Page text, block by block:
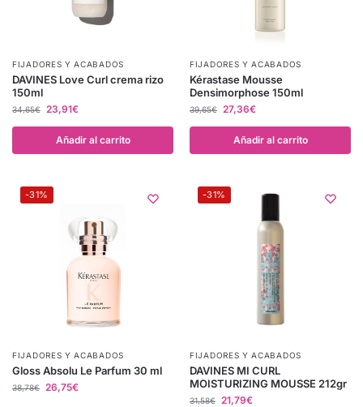
FIJADORES Y ACABADOS
DAVINES Love Curl crema rizo
150ml
34,65€ 23,91€
Añadir al carrito
FIJADORES Y ACABADOS
Kérastase Mousse
Densimorphose 150ml
39,65€ 27,36€
Añadir al carrito
-31%
FIJADORES Y ACABADOS
Gloss Absolu Le Parfum 30 ml
38,78€ 26,75€
-31%
FIJADORES Y ACABADOS
DAVINES MI CURL
MOISTURIZING MOUSSE 212gr
31,58€ 21,79€